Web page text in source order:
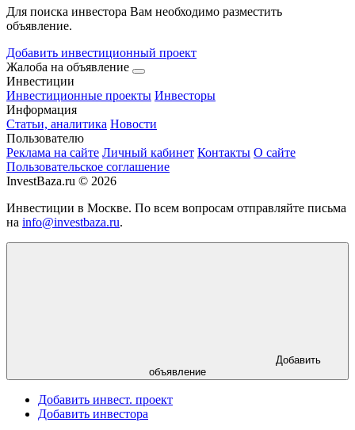
Для поиска инвестора Вам необходимо разместить
объявление.
Добавить инвестиционный проект
Жалоба на объявление
Инвестиции
Инвестиционные проекты Инвесторы
Информация
Статьи, аналитика Новости
Пользователю
Реклама на сайте Личный кабинет Контакты О сайте
Пользовательское соглашение
InvestBaza.ru © 2026
Инвестиции в Москве. По всем вопросам отправляйте письма
на info@investbaza.ru.
Добавить
объявление
Добавить инвест. проект
Добавить инвестора